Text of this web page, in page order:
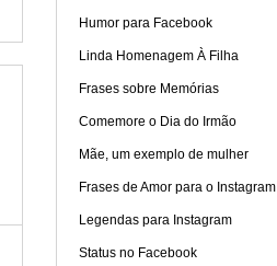
Humor para Facebook
Linda Homenagem À Filha
Frases sobre Memórias
Comemore o Dia do Irmão
Mãe, um exemplo de mulher
Frases de Amor para o Instagram
Legendas para Instagram
Status no Facebook